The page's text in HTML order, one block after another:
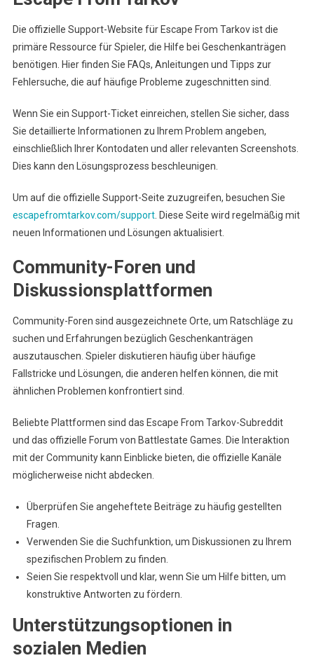
Die offizielle Support-Website für Escape From Tarkov ist die
primäre Ressource für Spieler, die Hilfe bei Geschenkanträgen
benötigen. Hier finden Sie FAQs, Anleitungen und Tipps zur
Fehlersuche, die auf häufige Probleme zugeschnitten sind.
Wenn Sie ein Support-Ticket einreichen, stellen Sie sicher, dass
Sie detaillierte Informationen zu Ihrem Problem angeben,
einschließlich Ihrer Kontodaten und aller relevanten Screenshots.
Dies kann den Lösungsprozess beschleunigen.
Um auf die offizielle Support-Seite zuzugreifen, besuchen Sie
escapefromtarkov.com/support. Diese Seite wird regelmäßig mit
neuen Informationen und Lösungen aktualisiert.
Community-Foren und
Diskussionsplattformen
Community-Foren sind ausgezeichnete Orte, um Ratschläge zu
suchen und Erfahrungen bezüglich Geschenkanträgen
auszutauschen. Spieler diskutieren häufig über häufige
Fallstricke und Lösungen, die anderen helfen können, die mit
ähnlichen Problemen konfrontiert sind.
Beliebte Plattformen sind das Escape From Tarkov-Subreddit
und das offizielle Forum von Battlestate Games. Die Interaktion
mit der Community kann Einblicke bieten, die offizielle Kanäle
möglicherweise nicht abdecken.
Überprüfen Sie angeheftete Beiträge zu häufig gestellten
Fragen.
Verwenden Sie die Suchfunktion, um Diskussionen zu Ihrem
spezifischen Problem zu finden.
Seien Sie respektvoll und klar, wenn Sie um Hilfe bitten, um
konstruktive Antworten zu fördern.
Unterstützungsoptionen in
sozialen Medien